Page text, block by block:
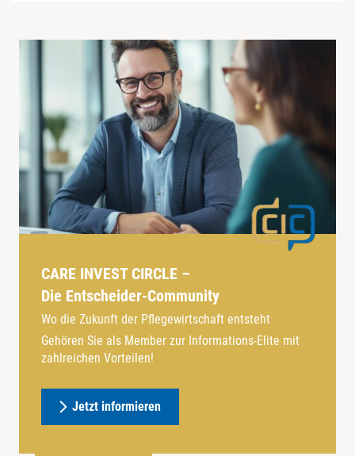
CARE INVEST CIRCLE –
Die Entscheider-Community
Wo die Zukunft der Pflegewirtschaft entsteht
Gehören Sie als Member zur Informations-Elite mit
zahlreichen Vorteilen!
Jetzt informieren